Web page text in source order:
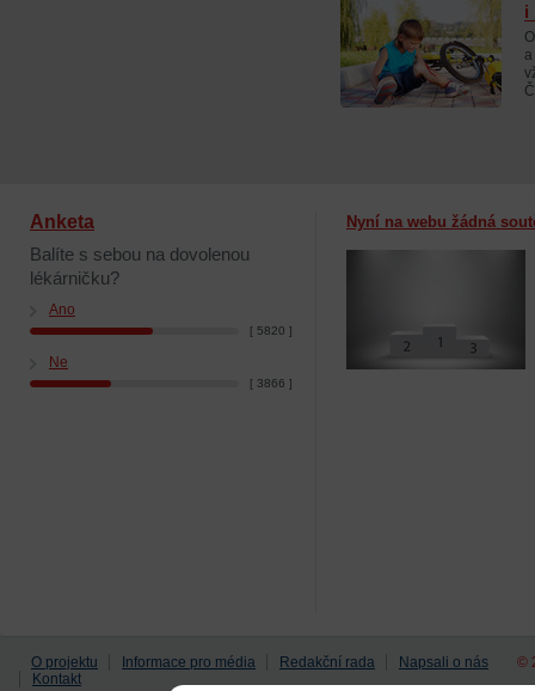
i
Anketa
Balíte s sebou na dovolenou
lékárničku?
Ano
[ 5820 ]
Ne
[ 3866 ]
Nyní na webu žádná
©
O projektu Informace pro média Redakční rada
Napsali o nás
Kontakt